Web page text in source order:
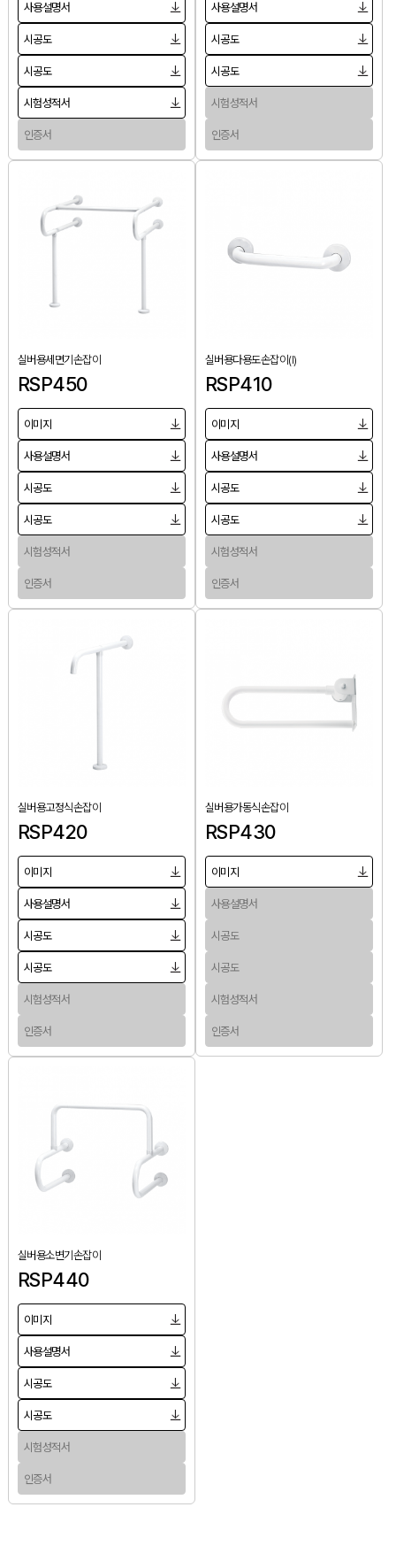
사용설명서
시공도
시공도
시험성적서
인증서
사용설명서
시공도
시공도
시험성적서
인증서
실버용세면기손잡이
RSP450
이미지
사용설명서
시공도
시공도
시험성적서
인증서
실버용다용도손잡이(I)
RSP410
이미지
사용설명서
시공도
시공도
시험성적서
인증서
실버용고정식손잡이
RSP420
이미지
사용설명서
시공도
시공도
시험성적서
인증서
실버용가동식손잡이
RSP430
이미지
사용설명서
시공도
시공도
시험성적서
인증서
실버용소변기손잡이
RSP440
이미지
사용설명서
시공도
시공도
시험성적서
인증서